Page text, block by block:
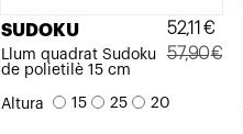
SUDOKU
Llum quadrat Sudoku
de polietilè 15 cm
57,90€
preu
52,11 €
preu
Altura 15 25 20